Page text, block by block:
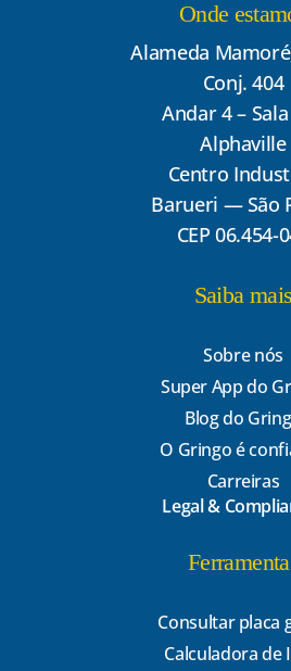
Onde
Alameda
Conj. 404
Andar 4 –
Alphaville
Centro
Barueri — São
CEP 06.454-
Saiba mais
Sobre nós
Super App do
Blog do
O Gringo é
Carreiras
Legal &
Consultar placa
Calculadora de